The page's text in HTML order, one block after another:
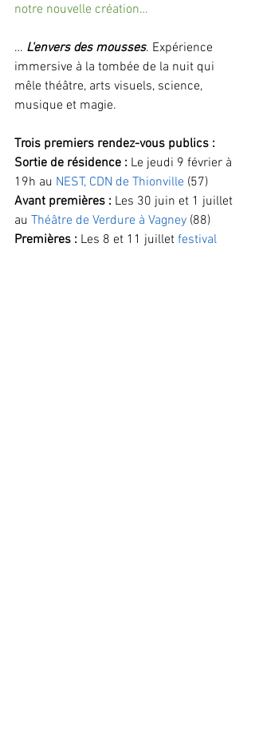
notre nouvelle création…
… L'envers des mousses. Expérience
immersive à la tombée de la nuit qui
mêle théâtre, arts visuels, science,
musique et magie.
Trois premiers rendez-vous publics :
Sortie de résidence : Le jeudi 9 février à
19h au NEST, CDN de Thionville (57)
Avant premières : Les 30 juin et 1 juillet
au Théâtre de Verdure à Vagney (88)
Premières : Les 8 et 11 juillet festival